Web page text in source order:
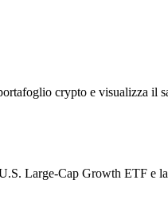
crypto e visualizza il
Large-Cap Growth ETF e